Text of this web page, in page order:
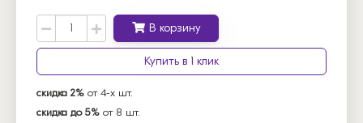
В корзину
Купить в 1 клик
скидка 2% от 4-х шт.
скидка до 5% от 8 шт.